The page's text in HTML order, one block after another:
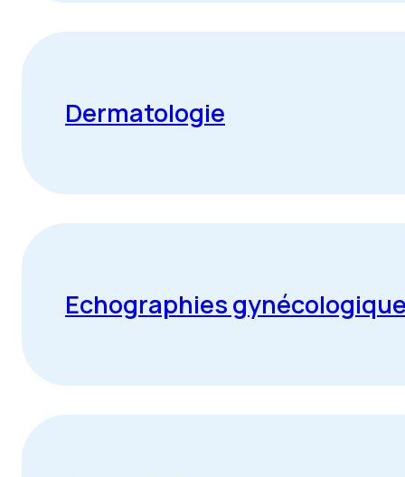
Dermatologie
Echographies